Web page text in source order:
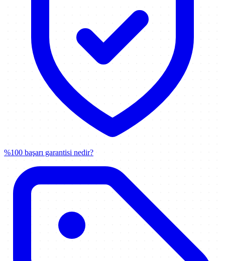
%100 başarı garantisi nedir?